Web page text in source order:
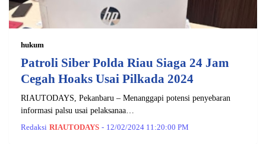
hukum
Patroli Siber Polda Riau Siaga 24 Jam
Cegah Hoaks Usai Pilkada 2024
RIAUTODAYS, Pekanbaru – Menanggapi potensi penyebaran
informasi palsu usai pelaksanaa…
Redaksi RIAUTODAYS - 12/02/2024 11:20:00 PM